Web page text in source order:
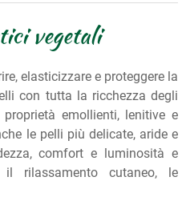
vegetali
elasticizzare e proteggere la
con tutta la ricchezza degli
emollienti, lenitive e
le pelli più delicate, aride e
comfort e luminosità e
il rilassamento cutaneo, le